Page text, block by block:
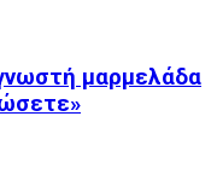
μαρμελάδα